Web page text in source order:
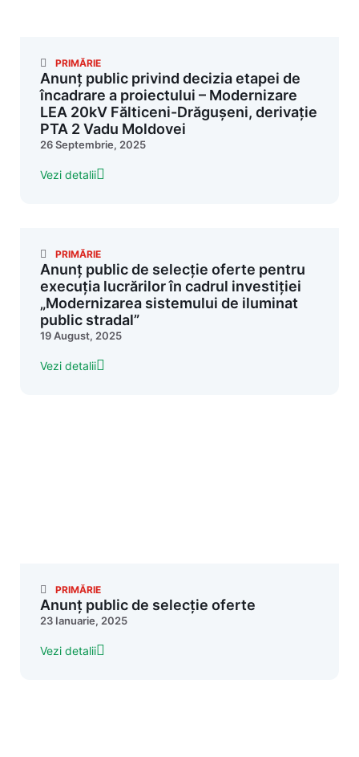
PRIMĂRIE
Anunț public privind decizia etapei de
încadrare a proiectului – Modernizare
LEA 20kV Fălticeni-Drăgușeni, derivație
PTA 2 Vadu Moldovei
26 Septembrie, 2025
Vezi detalii
PRIMĂRIE
Anunț public de selecție oferte pentru
execuția lucrărilor în cadrul investiției
„Modernizarea sistemului de iluminat
public stradal”
19 August, 2025
Vezi detalii
PRIMĂRIE
Anunț public de selecție oferte
23 Ianuarie, 2025
Vezi detalii